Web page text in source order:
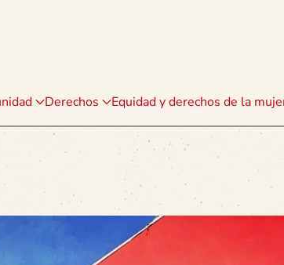
Derechos Equidad y derechos de la